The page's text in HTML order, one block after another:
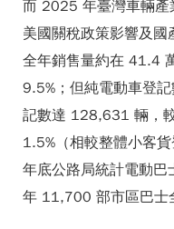
而 2025 年臺灣車輛產
美國關稅政策影響及國
全年銷售量約在 41.4
9.5%；但純電動車登
記數達 128,631 輛，
1.5%（相較整體小客
年底公路局統計電動
年 11,700 部市區巴士